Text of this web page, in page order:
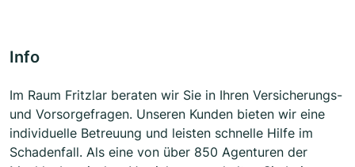
Info
Im Raum Fritzlar beraten wir Sie in Ihren Versicherungs-
und Vorsorgefragen. Unseren Kunden bieten wir eine
individuelle Betreuung und leisten schnelle Hilfe im
Schadenfall. Als eine von über 850 Agenturen der